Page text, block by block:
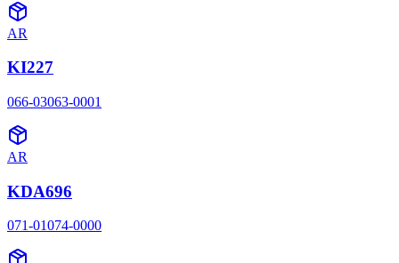
AR
KI227
066-03063-0001
AR
KDA696
071-01074-0000